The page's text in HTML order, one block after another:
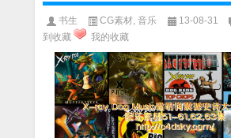
书生 CG素材 音乐 13-08-31
到收藏
我的收藏